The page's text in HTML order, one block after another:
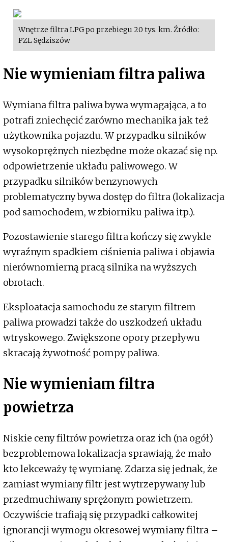
Wnętrze filtra LPG po przebiegu 20 tys. km. Źródło:
PZL Sędziszów
Nie wymieniam filtra paliwa
Wymiana filtra paliwa bywa wymagająca, a to
potrafi zniechęcić zarówno mechanika jak też
użytkownika pojazdu. W przypadku silników
wysokoprężnych niezbędne może okazać się np.
odpowietrzenie układu paliwowego. W
przypadku silników benzynowych
problematyczny bywa dostęp do filtra (lokalizacja
pod samochodem, w zbiorniku paliwa itp.).
Pozostawienie starego filtra kończy się zwykle
wyraźnym spadkiem ciśnienia paliwa i objawia
nierównomierną pracą silnika na wyższych
obrotach.
Eksploatacja samochodu ze starym filtrem
paliwa prowadzi także do uszkodzeń układu
wtryskowego. Zwiększone opory przepływu
skracają żywotność pompy paliwa.
Nie wymieniam filtra
powietrza
Niskie ceny filtrów powietrza oraz ich (na ogół)
bezproblemowa lokalizacja sprawiają, że mało
kto lekceważy tę wymianę. Zdarza się jednak, że
zamiast wymiany filtr jest wytrzepywany lub
przedmuchiwany sprężonym powietrzem.
Oczywiście trafiają się przypadki całkowitej
ignorancji wymogu okresowej wymiany filtra –